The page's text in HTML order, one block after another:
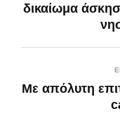
δικαίωμα
Με απόλυτη